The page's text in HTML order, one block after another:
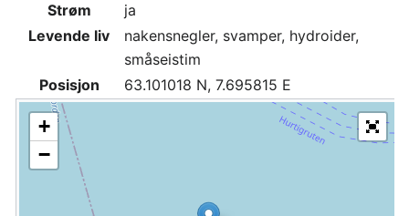
Strøm
ja
Levende liv
nakensnegler, svamper, hydroider,
småseistim
Posisjon
63.101018 N, 7.695815 E
+
−